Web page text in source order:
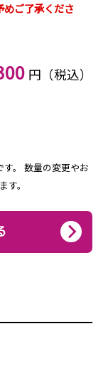
ご了承くださ
円（税込）
。
数量の変更やお
。